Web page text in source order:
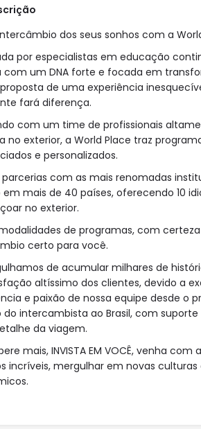
dos seus sonhos com a
por especialistas em educação
com um DNA forte e focada em
de uma experiência
fará diferença.
com um time de profissionais
no exterior, a World Place traz
e personalizados.
com as mais renomadas
mais de 40 países, oferecendo 10
no exterior.
modalidades de programas, com
certo para você.
de acumular milhares de
altíssimo dos clientes, devido a
e paixão de nossa equipe desde o
do intercambista ao Brasil, com
da viagem.
mais, INVISTA EM VOCÊ, venha
incríveis, mergulhar em novas